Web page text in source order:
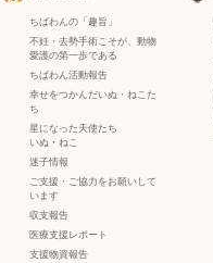
ちばわんの「趣旨」
不妊・去勢手術こそが、動物
愛護の第一歩である
ちばわん活動報告
幸せをつかんだいぬ・ねこた
ち
星になった天使たち
いぬ ・ ねこ
迷子情報
ご支援・ご協力をお願いして
います
収支報告
医療支援レポート
支援物資報告